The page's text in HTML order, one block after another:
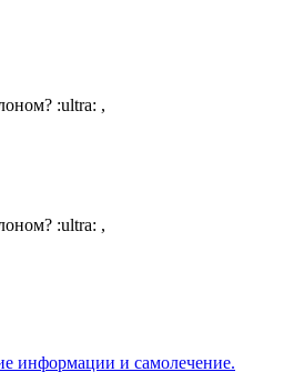
:ultra: ,
:ultra: ,
информации и самолечение.